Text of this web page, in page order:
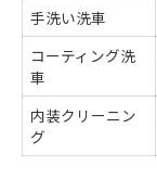
手洗い洗車
コーティング洗
車
内装クリーニン
グ